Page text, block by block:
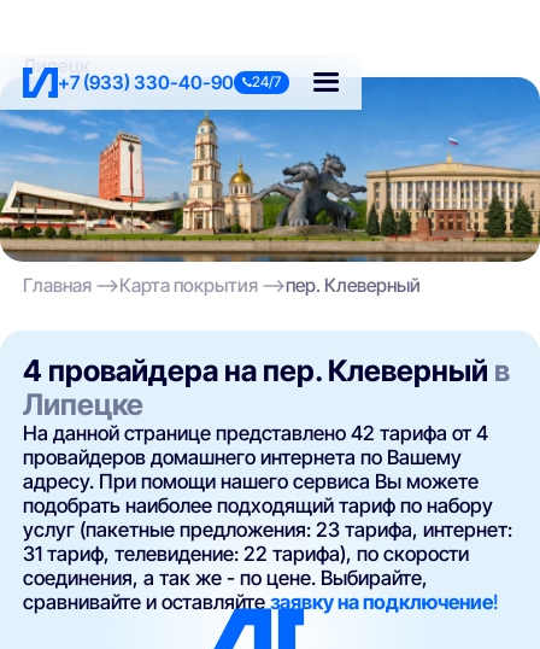
+7 (933) 330-40-90 24/7
Липецк
Главная Карта покрытия пер. Клеверный
4 провайдера на пер. Клеверный в
Липецке
На данной странице представлено 42 тарифа от 4
провайдеров домашнего интернета по Вашему
адресу. При помощи нашего сервиса Вы можете
подобрать наиболее подходящий тариф по набору
услуг (пакетные предложения: 23 тарифа, интернет:
31 тариф, телевидение: 22 тарифа), по скорости
соединения, а так же - по цене. Выбирайте,
сравнивайте и оставляйтезаявку на подключение!